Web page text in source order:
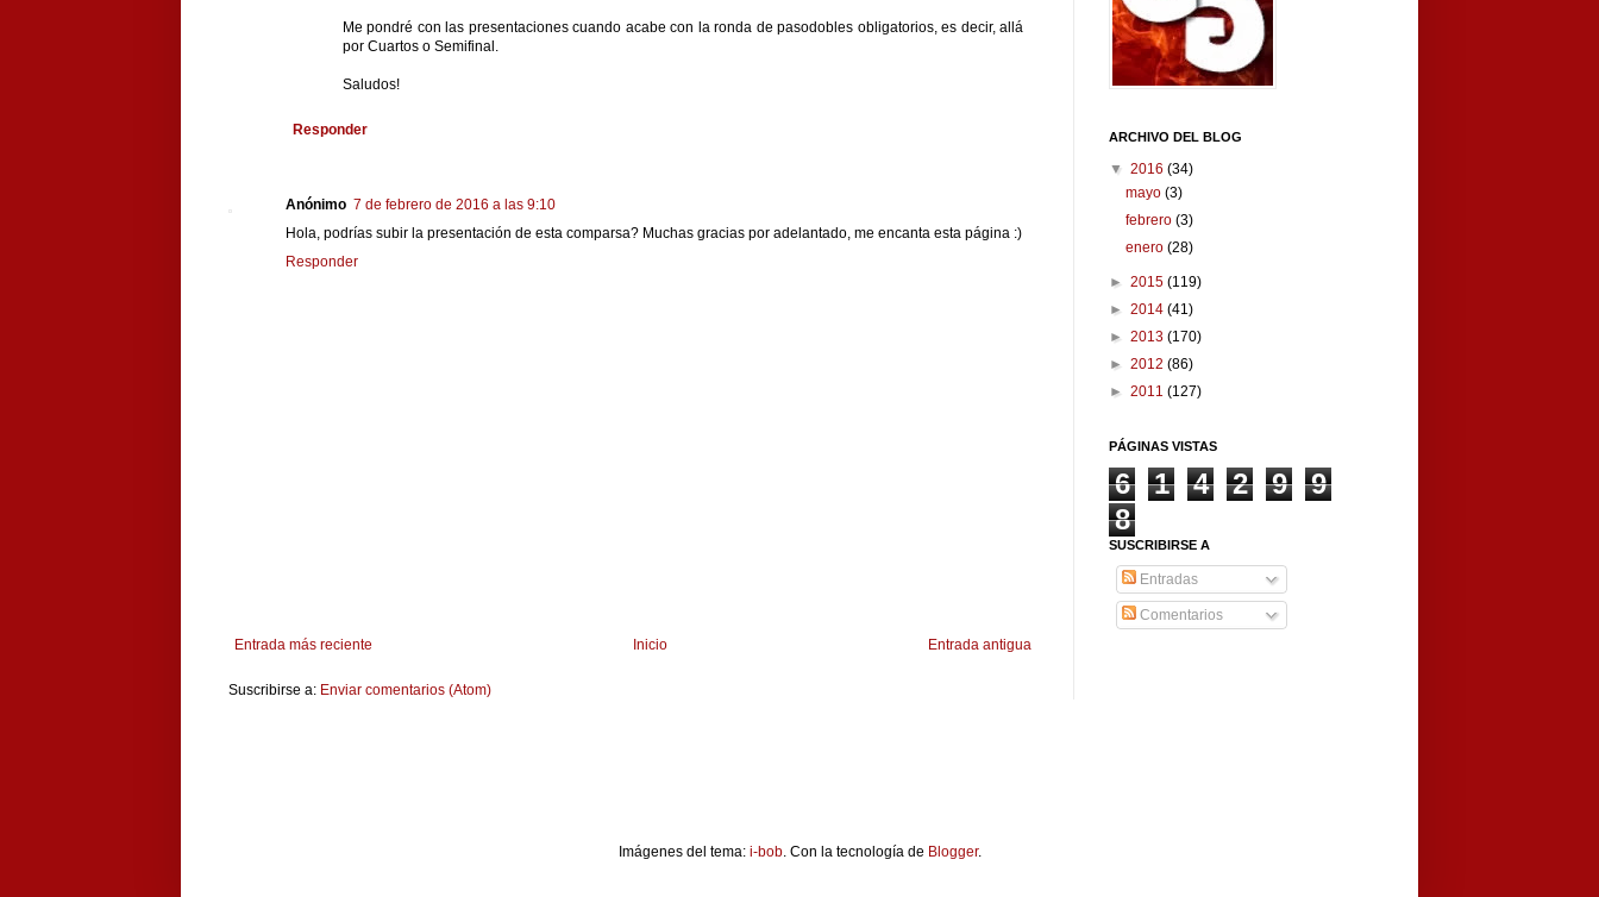
Me pondré con las presentaciones cuando acabe con la ronda de pasodobles obligatorios, es decir, allá
por Cuartos o Semifinal.
Saludos!
Responder
Anónimo 7 de febrero de 2016 a las 9:10
Hola, podrías subir la presentación de esta comparsa? Muchas gracias por adelantado, me encanta esta página :)
Responder
Entrada más reciente Entrada antigua
Inicio
Suscribirse a: Enviar comentarios (Atom)
ARCHIVO DEL BLOG
▼ 2016 (34)
mayo(3)
febrero(3)
enero(28)
► 2015 (119)
► 2014 (41)
► 2013 (170)
► 2012 (86)
► 2011 (127)
PÁGINAS VISTAS
6 1 4 2 9
9
8
SUSCRIBIRSE A
Entradas
Comentarios
Imágenes del tema: i-bob. Con la tecnología de Blogger.